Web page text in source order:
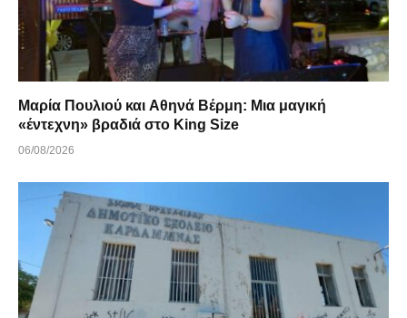
Μαρία Πουλιού και Αθηνά Βέρμη: Μια μαγική
«έντεχνη» βραδιά στο King Size
06/08/2026